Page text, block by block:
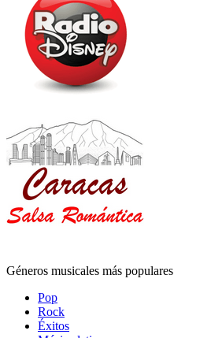
Géneros musicales más populares
Pop
Rock
Éxitos